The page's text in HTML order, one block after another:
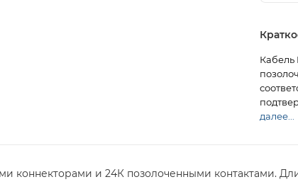
Кабель
далее...
коннекторами и 24К позолоченными контактами.